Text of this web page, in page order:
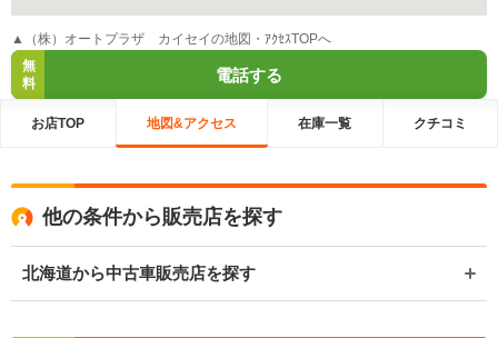
▲（株）オートプラザ カイセイの地図・ｱｸｾｽTOPへ
無
料
電話する
お店TOP 地図&アクセス 在庫一覧 クチコミ
他の条件から販売店を探す
北海道から中古車販売店を探す